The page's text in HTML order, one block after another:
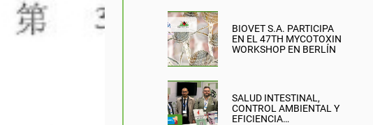
BIOVET S.A. PARTICIPA
EN EL 47TH MYCOTOXIN
WORKSHOP EN BERLÍN
SALUD INTESTINAL,
CONTROL AMBIENTAL Y
EFICIENCIA